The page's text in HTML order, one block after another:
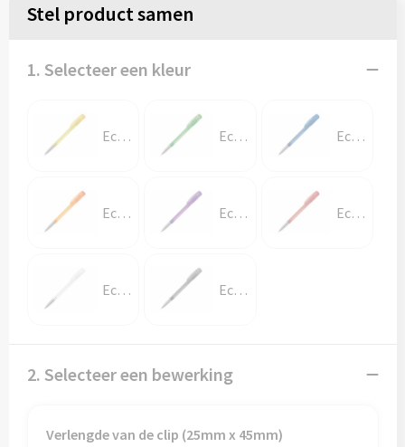
Stel product samen
1. Selecteer een kleur
Ecru / Geel Ecru / Groen Ecru / Lichtblauw
Ecru / Oranje Ecru / Paars Ecru / Rood
Ecru / Wit Ecru / Zwart
2. Selecteer een bewerking
Verlengde van de clip (25mm x 45mm)